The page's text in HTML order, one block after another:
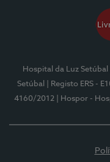
Hospital da Luz Setúbal
Setúbal
| Registo ERS -
4160/2012
| Hospor -